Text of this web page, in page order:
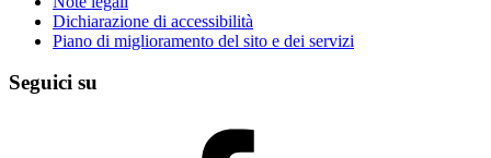
Dichiarazione di accessibilità
Piano di miglioramento del sito e dei servizi
Seguici su